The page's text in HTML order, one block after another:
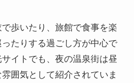
歩いたり、旅館で食事を楽
たりする過ごし方が中心で
イトでも、夜の温泉街は昼
囲気として紹介されていま